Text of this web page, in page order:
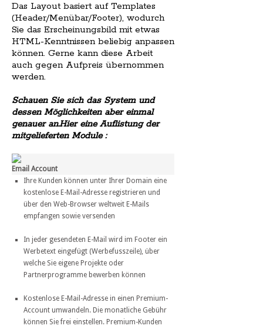
Das Layout basiert auf Templates
(Header/Menübar/Footer), wodurch
Sie das Erscheinungsbild mit etwas
HTML-Kenntnissen beliebig anpassen
können. Gerne kann diese Arbeit
auch gegen Aufpreis übernommen
werden.
Schauen Sie sich das System und
dessen Möglichkeiten aber einmal
genauer an.Hier eine Auflistung der
mitgelieferten Module :
Email Account
Ihre Kunden können unter Ihrer Domain eine
kostenlose E-Mail-Adresse registrieren und
über den Web-Browser weltweit E-Mails
empfangen sowie versenden
In jeder gesendeten E-Mail wird im Footer ein
Werbetext eingefügt (Werbefusszeile), über
welche Sie eigene Projekte oder
Partnerprogramme bewerben können
Kostenlose E-Mail-Adresse in einen Premium-
Account umwandeln. Die monatliche Gebühr
können Sie frei einstellen. Premium-Kunden